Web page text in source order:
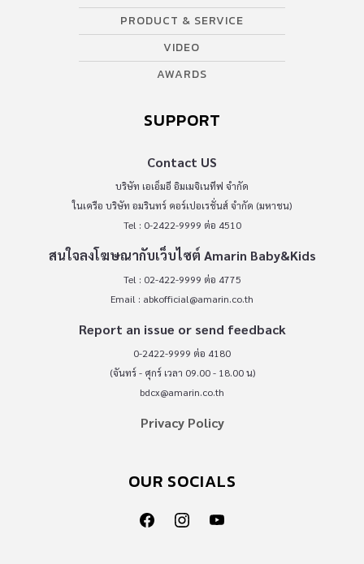
PRODUCT & SERVICE
VIDEO
AWARDS
SUPPORT
Contact US
บริษัท เอเอ็มอี อิมเมจิเนทีฟ จำกัด
ในเครือ บริษัท อมรินทร์ คอร์เปอเรชั่นส์ จำกัด (มหาชน)
Tel : 0-2422-9999 ต่อ 4510
สนใจลงโฆษณากับเว็บไซต์ Amarin Baby&Kids
Tel : 02-422-9999 ต่อ 4775
Email : abkofficial@amarin.co.th
Report an issue or send feedback
0-2422-9999 ต่อ 4180
(จันทร์ - ศุกร์ เวลา 09.00 - 18.00 น)
bdcx@amarin.co.th
Privacy Policy
OUR SOCIALS